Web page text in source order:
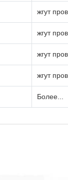
жгут
жгут
жгут
жгут
Более...